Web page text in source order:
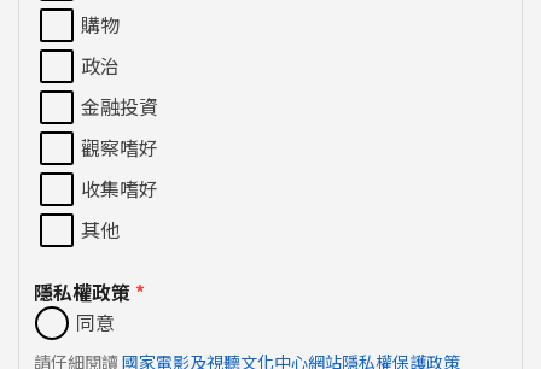
購物
政治
金融投資
觀察嗜好
收集嗜好
其他
隱私權政策 *
同意
請仔細閱讀 國家電影及視聽文化中心網站隱私權保護政策